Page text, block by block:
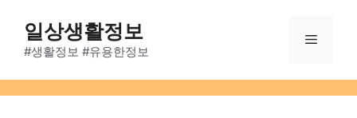
content
일상생활정보
#생활정보 #유용한정보
Menu